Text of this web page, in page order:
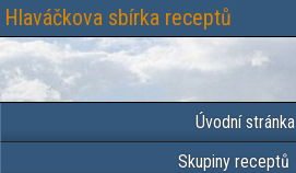
Hlaváčkova sbírka receptů
Úvodní stránka
Skupiny receptů